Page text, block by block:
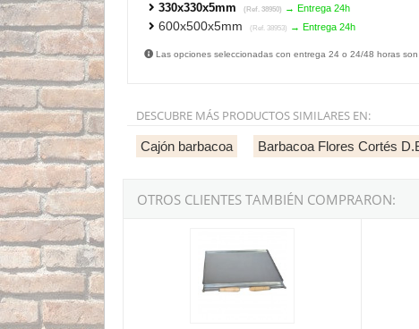
330x330x5mm (Ref. 38950) → Entrega 24h
600x500x5mm (Ref. 38953) → Entrega 24h
Las opciones seleccionadas con entrega 24 o 24/48 horas
DESCUBRE MÁS PRODUCTOS SIMILARES EN:
Cajón barbacoa Barbacoa Flores Cortés
OTROS CLIENTES TAMBIÉN COMPRARON: